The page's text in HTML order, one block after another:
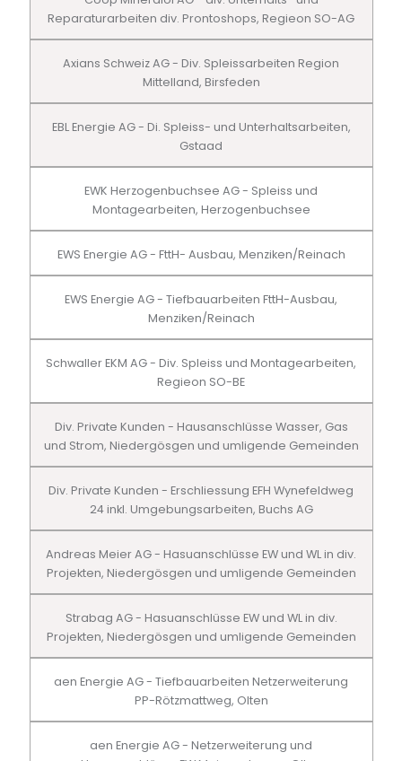
Reparaturarbeiten div. Prontoshops, Regieon SO-AG
Axians Schweiz AG - Div. Spleissarbeiten Region
Mittelland, Birsfeden
EBL Energie AG - Di. Spleiss- und Unterhaltsarbeiten,
Gstaad
EWK Herzogenbuchsee AG - Spleiss und
Montagearbeiten, Herzogenbuchsee
EWS Energie AG - FttH- Ausbau, Menziken/Reinach
EWS Energie AG - Tiefbauarbeiten FttH-Ausbau,
Menziken/Reinach
Schwaller EKM AG - Div. Spleiss und Montagearbeiten,
Regieon SO-BE
Div. Private Kunden - Hausanschlüsse Wasser, Gas
und Strom, Niedergösgen und umligende Gemeinden
Div. Private Kunden - Erschliessung EFH Wynefeldweg
24 inkl. Umgebungsarbeiten, Buchs AG
Andreas Meier AG - Hasuanschlüsse EW und WL in div.
Projekten, Niedergösgen und umligende Gemeinden
Strabag AG - Hasuanschlüsse EW und WL in div.
Projekten, Niedergösgen und umligende Gemeinden
aen Energie AG - Tiefbauarbeiten Netzerweiterung
PP-Rötzmattweg, Olten
aen Energie AG - Netzerweiterung und